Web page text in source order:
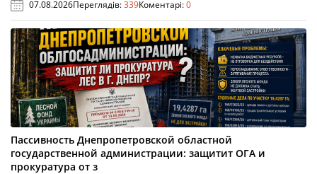
07.08.2026Переглядів:339Коментарі:0
Пассивность Днепропетровской областной
государственной администрации: защитит ОГА и
прокуратура от з